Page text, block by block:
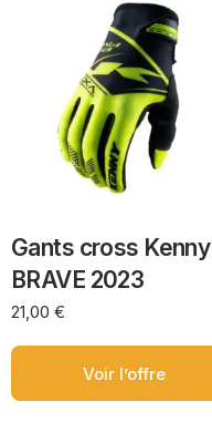
Gants cross Kenny
BRAVE 2023
21,00 €
Voir l’offre